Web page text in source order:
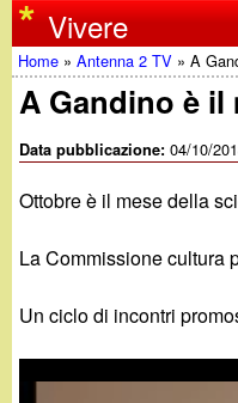
w
w
w
.
g
a
n
Vivere
Tu
sei
qui
Home »Antenna 2 TV »A
A Gandino è il
Data pubblicazione:04/10/
Ottobre è il mese della
La Commissione cultura
Un ciclo di incontri